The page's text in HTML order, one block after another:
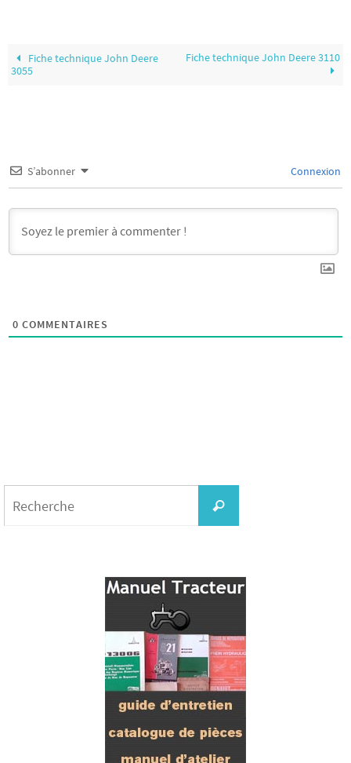
Fiche technique John Deere
3055
Fiche technique John Deere 3110
S’abonner Connexion
0 COMMENTAIRES
Recherche